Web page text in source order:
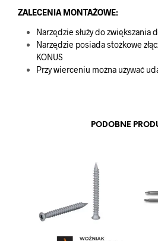
ZALECENIA MONTAŻOWE:
Narzędzie służy do zwiększania
Narzędzie posiada stożkowe
KONUS
Przy wierceniu można używać
PODOBNE